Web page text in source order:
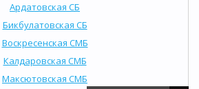
Ардатовская СБ
Бикбулатовская СБ
Воскресенская СМБ
Калдаровская СМБ
Максютовская СМБ